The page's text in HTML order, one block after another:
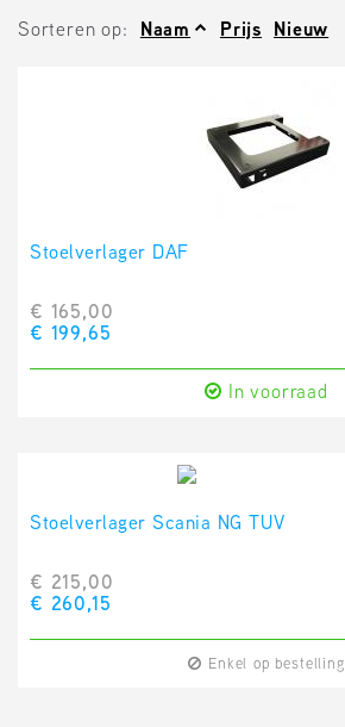
Sorteren op: Naam Prijs Nieuw
Stoelverlager DAF
€ 165,00
€ 199,65
In voorraad
Stoelverlager Scania NG TUV
€ 215,00
€ 260,15
Enkel op bestelling